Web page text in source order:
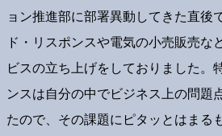
ョン推進部に部署異動してきた直後
ド・リスポンスや電気の小売販売な
ビスの立ち上げをしておりました。
ンスは自分の中でビジネス上の問題
たので、その課題にピタッとはまる